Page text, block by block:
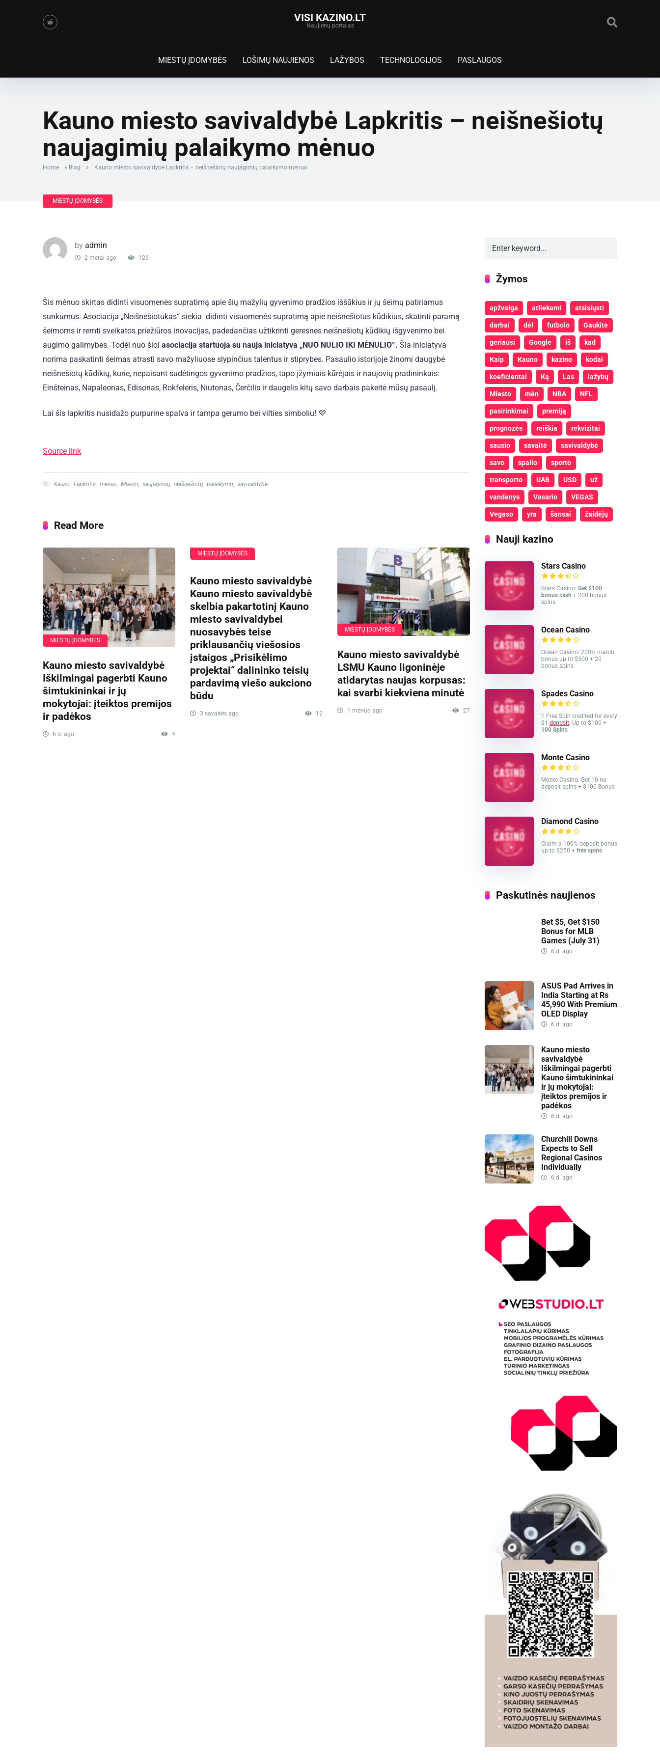
VISI KAZINO.LT
Naujienų portalas
MIESTŲ ĮDOMYBĖS LOŠIMŲ NAUJIENOS LAŽYBOS TECHNOLOGIJOS PASLAUGOS
Kauno miesto savivaldybė Lapkritis – neišnešiotų
naujagimių palaikymo mėnuo
Home » Blog » Kauno miesto savivaldybė Lapkritis – neišnešiotų naujagimių palaikymo mėnuo
MIESTŲ ĮDOMYBĖS
by admin
2 metai ago 126
Šis mėnuo skirtas didinti visuomenės supratimą apie šių mažylių gyvenimo pradžios iššūkius ir jų šeimų patiriamus
sunkumus. Asociacija „Neišnešiotukas“ siekia didinti visuomenės supratimą apie neišnešiotus kūdikius, skatinti paramą
šeimoms ir remti sveikatos priežiūros inovacijas, padedančias užtikrinti geresnes neišnešiotų kūdikių išgyvenimo bei
augimo galimybes. Todėl nuo šiol asociacija startuoja su nauja iniciatyva „NUO NULIO IKI MĖNULIO”. Šia iniciatyva
norima paskatinti šeimas atrasti savo mažyliuose slypinčius talentus ir stiprybes. Pasaulio istorijoje žinomi daugybė
neišnešiotų kūdikių, kurie, nepaisant sudėtingos gyvenimo pradžios, tapo įžymiais kūrėjais ir naujovių pradininkais:
Einšteinas, Napaleonas, Edisonas, Rokfeleris, Niutonas, Čerčilis ir daugelis kitų savo darbais pakeitė mūsų pasaulį.
Lai šis lapkritis nusidažo purpurine spalva ir tampa gerumo bei vilties simboliu! 💜
Source link
Kauno Lapkritis mėnuo Miesto naujagimių neišnešiotų palaikymo savivaldybė
Read More
MIESTŲ ĮDOMYBĖS
Kauno miesto savivaldybė
Iškilmingai pagerbti Kauno
šimtukininkai ir jų
mokytojai: įteiktos premijos
ir padėkos
6 d. ago 4
MIESTŲ ĮDOMYBĖS
Kauno miesto savivaldybė
Kauno miesto savivaldybė
skelbia pakartotinį Kauno
miesto savivaldybei
nuosavybės teise
priklausančių viešosios
įstaigos „Prisikėlimo
projektai“ dalininko teisių
pardavimą viešo aukciono
būdu
3 savaitės ago 12
MIESTŲ ĮDOMYBĖS
Kauno miesto savivaldybė
LSMU Kauno ligoninėje
atidarytas naujas korpusas:
kai svarbi kiekviena minutė
1 mėnuo ago 27
Žymos
apžvalga atliekami atsisiųsti
darbai dėl futbolo Gaukite
geriausi Google iš kad
Kaip Kauno kazino kodai
koeficientai Ką Las lažybų
Miesto mėn NBA NFL
pasirinkimai premiją
prognozės reiškia rekvizitai
sausio savaitė savivaldybė
savo spalio sporto
transporto UAB USD už
vandenys Vasario VEGAS
Vegaso yra šansai žaidėjų
Nauji kazino
Stars Casino
Stars Casino: Get $100
bonus cash + 200 bonus
spins
Ocean Casino
Ocean Casino: 200% match
bonus up to $500 + 20
bonus spins
Spades Casino
1 Free Spin credited for every
$1 deposit. Up to $100 +
100 Spins
Monte Casino
Monte Casino: Get 10 no
deposit spins + $100 Bonus
Diamond Casino
Claim a 100% deposit bonus
up to $250 + free spins
Paskutinės naujienos
Bet $5, Get $150
Bonus for MLB
Games (July 31)
6 d. ago
ASUS Pad Arrives in
India Starting at Rs
45,990 With Premium
OLED Display
6 d. ago
Kauno miesto
savivaldybė
Iškilmingai pagerbti
Kauno šimtukininkai
ir jų mokytojai:
įteiktos premijos ir
padėkos
6 d. ago
Churchill Downs
Expects to Sell
Regional Casinos
Individually
6 d. ago